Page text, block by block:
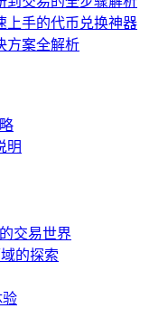
上手的代币兑换神器
方案全解析
明
交易世界
的探索
验